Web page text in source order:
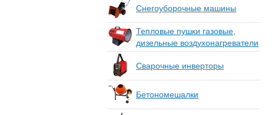
Снегоуборочные машины
Тепловые пушки газовые,
дизельные воздухонагреватели
Сварочные инверторы
Бетономешалки